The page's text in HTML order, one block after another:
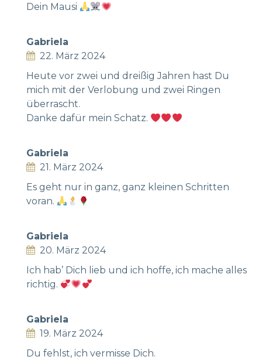
Dein Mausi
Gabriela
22. März 2024
Heute vor zwei und dreißig Jahren hast Du
mich mit der Verlobung und zwei Ringen
überrascht.
Danke dafür mein Schatz.
Gabriela
21. März 2024
Es geht nur in ganz, ganz kleinen Schritten
voran.
Gabriela
20. März 2024
Ich hab’ Dich lieb und ich hoffe, ich mache alles
richtig.
Gabriela
19. März 2024
Du fehlst, ich vermisse Dich.